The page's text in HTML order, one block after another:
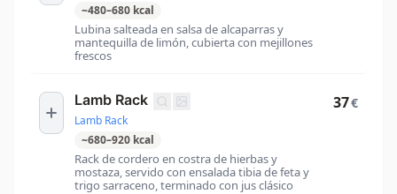
~480–680 kcal
Lubina salteada en salsa de alcaparras y
mantequilla de limón, cubierta con mejillones
frescos
Lamb Rack
Lamb Rack
~680–920 kcal
Rack de cordero en costra de hierbas y
mostaza, servido con ensalada tibia de feta y
trigo sarraceno, terminado con jus clásico
37€